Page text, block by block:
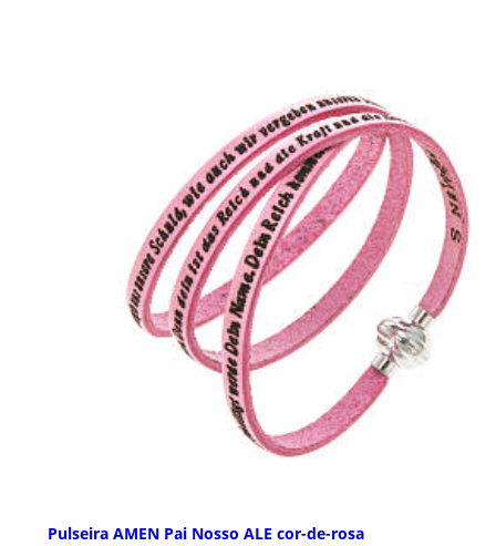
Pulseira AMEN Pai Nosso ALE cor-de-rosa